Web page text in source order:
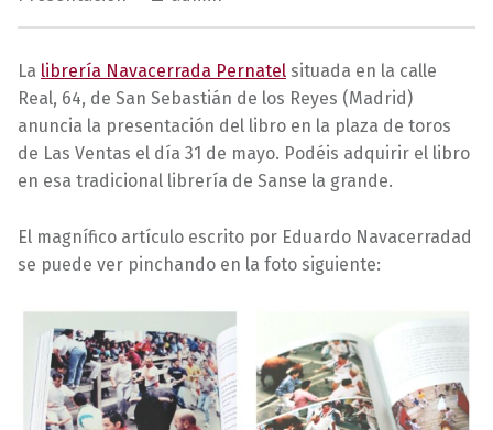
La librería Navacerrada Pernatel situada en la calle
Real, 64, de San Sebastián de los Reyes (Madrid)
anuncia la presentación del libro en la plaza de toros
de Las Ventas el día 31 de mayo. Podéis adquirir el libro
en esa tradicional librería de Sanse la grande.
El magnífico artículo escrito por Eduardo Navacerradad
se puede ver pinchando en la foto siguiente: